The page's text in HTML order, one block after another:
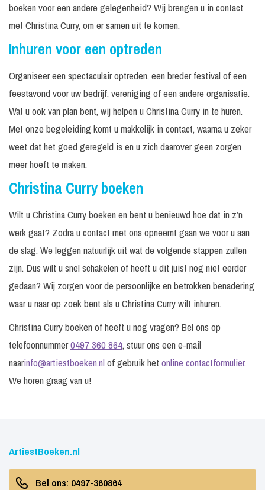
boeken voor een andere gelegenheid? Wij brengen u in contact
met Christina Curry, om er samen uit te komen.
Inhuren voor een optreden
Organiseer een spectaculair optreden, een breder festival of een
feestavond voor uw bedrijf, vereniging of een andere organisatie.
Wat u ook van plan bent, wij helpen u Christina Curry in te huren.
Met onze begeleiding komt u makkelijk in contact, waarna u zeker
weet dat het goed geregeld is en u zich daarover geen zorgen
meer hoeft te maken.
Christina Curry boeken
Wilt u Christina Curry boeken en bent u benieuwd hoe dat in z’n
werk gaat? Zodra u contact met ons opneemt gaan we voor u aan
de slag. We leggen natuurlijk uit wat de volgende stappen zullen
zijn. Dus wilt u snel schakelen of heeft u dit juist nog niet eerder
gedaan? Wij zorgen voor de persoonlijke en betrokken benadering
waar u naar op zoek bent als u Christina Curry wilt inhuren.
Christina Curry boeken of heeft u nog vragen? Bel ons op
telefoonnummer0497 360 864, stuur ons een e-mail
naarinfo@artiestboeken.nlof gebruik het online contactformulier.
We horen graag van u!
ArtiestBoeken.nl
Bel ons: 0497-360864